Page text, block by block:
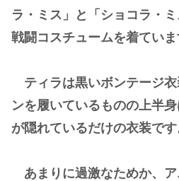
ラ・ミス」と「ショコラ・
戦闘コスチュームを着ていま
ティラは黒いボンテージ
ンを履いているものの上半
が隠れているだけの衣装です
あまりに過激なためか、